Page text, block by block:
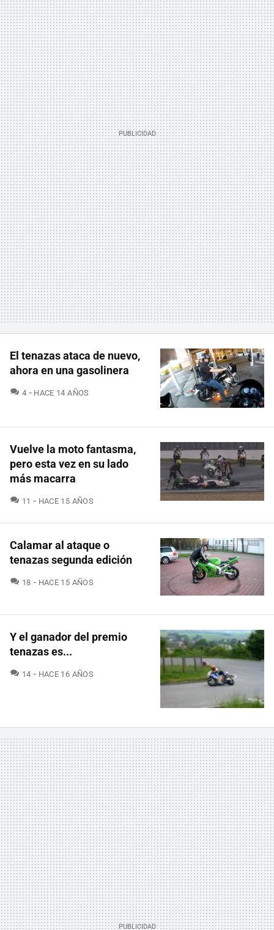
El tenazas ataca de nuevo,
ahora en una gasolinera
4 COMENTARIOS
HACE 14 AÑOS
Vuelve la moto fantasma,
pero esta vez en su lado
más macarra
11 COMENTARIOS
HACE 15 AÑOS
Calamar al ataque o
tenazas segunda edición
18 COMENTARIOS
HACE 15 AÑOS
Y el ganador del premio
tenazas es...
14 COMENTARIOS
HACE 16 AÑOS